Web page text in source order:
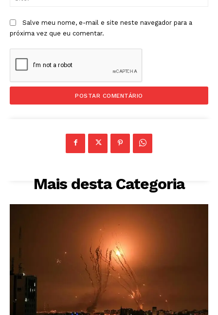
Salve meu nome, e-mail e site neste navegador para a
próxima vez que eu comentar.
Mais desta Categoria